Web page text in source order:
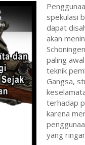
spekulasi
dapat
akan
paling
teknik
Gangsa,
terhadap
karena
yang